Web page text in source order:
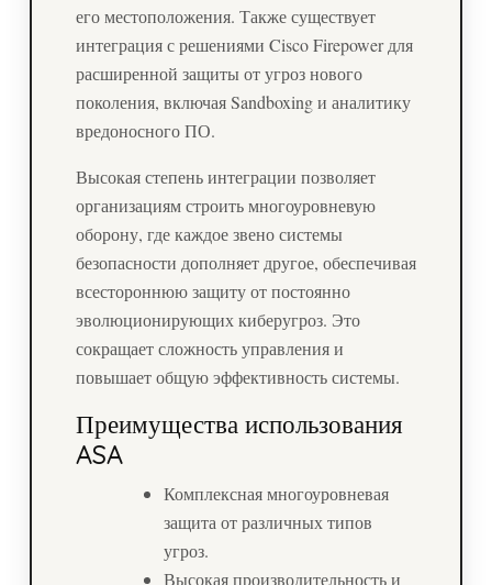
его местоположения. Также существует
интеграция с решениями Cisco Firepower для
расширенной защиты от угроз нового
поколения, включая Sandboxing и аналитику
вредоносного ПО.
Высокая степень интеграции позволяет
организациям строить многоуровневую
оборону, где каждое звено системы
безопасности дополняет другое, обеспечивая
всестороннюю защиту от постоянно
эволюционирующих киберугроз. Это
сокращает сложность управления и
повышает общую эффективность системы.
Преимущества использования
ASA
Комплексная многоуровневая
защита от различных типов
угроз.
Высокая производительность и